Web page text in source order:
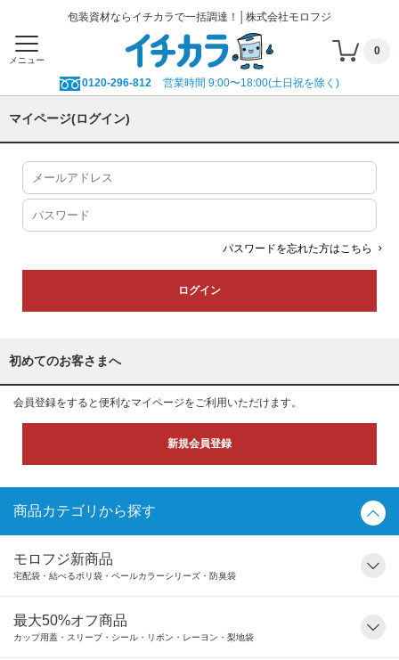
包装資材ならイチカラで一括調達！│株式会社モロフジ
メニュー
0
0120-296-812 営業時間 9:00〜18:00(土日祝を除く)
マイページ(ログイン)
パスワードを忘れた方はこちら
初めてのお客さまへ
会員登録をすると便利なマイページをご利用いただけます。
新規会員登録
商品カテゴリから探す
モロフジ新商品
宅配袋・結べるポリ袋・ペールカラーシリーズ・防臭袋
最大50%オフ商品
カップ用蓋・スリーブ・シール・リボン・レーヨン・梨地袋